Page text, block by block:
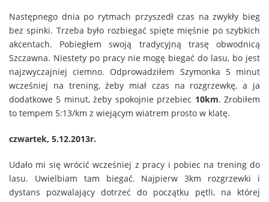
Następnego dnia po rytmach przyszedł czas na zwykły bieg
bez spinki. Trzeba było rozbiegać spięte mięśnie po szybkich
akcentach. Pobiegłem swoją tradycyjną trasę obwodnicą
Szczawna. Niestety po pracy nie mogę biegać do lasu, bo jest
najzwyczajniej ciemno. Odprowadziłem Szymonka 5 minut
wcześniej na trening, żeby miał czas na rozgrzewkę, a ja
dodatkowe 5 minut, żeby spokojnie przebiec 10km. Zrobiłem
to tempem 5:13/km z wiejącym wiatrem prosto w klatę.
czwartek, 5.12.2013r.
Udało mi się wrócić wcześniej z pracy i pobiec na trening do
lasu. Uwielbiam tam biegać. Najpierw 3km rozgrzewki i
dystans pozwalający dotrzeć do początku pętli, na której